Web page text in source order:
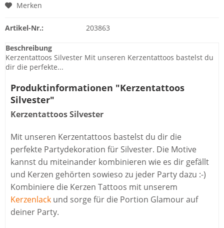
Merken
Artikel-Nr.: 203863
Beschreibung
Kerzentattoos Silvester Mit unseren Kerzentattoos bastelst du
dir die perfekte...
Produktinformationen "Kerzentattoos
Silvester"
Kerzentattoos Silvester
Mit unseren Kerzentattoos bastelst du dir die
perfekte Partydekoration für Silvester. Die Motive
kannst du miteinander kombinieren wie es dir gefällt
und Kerzen gehörten sowieso zu jeder Party dazu :-)
Kombiniere die Kerzen Tattoos mit unserem
Kerzenlack und sorge für die Portion Glamour auf
deiner Party.